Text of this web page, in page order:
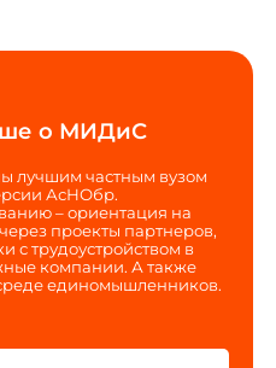
о МИДиС
лучшим частным вузом
АсНОбр.
– ориентация на
проекты партнеров,
с трудоустройством в
компании. А также
единомышленников.